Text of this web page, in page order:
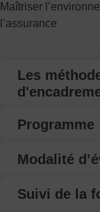
Maîtriser
l’assurance
Les
Programme
Modalité
Suivi de la